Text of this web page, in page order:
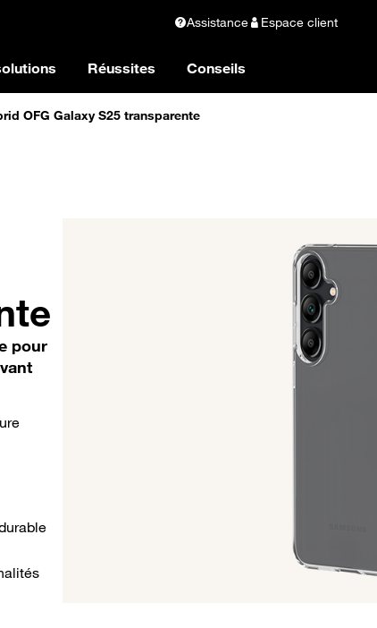
Assistance Espace client
Réussites Conseils
OFG Galaxy S25 transparente
pour